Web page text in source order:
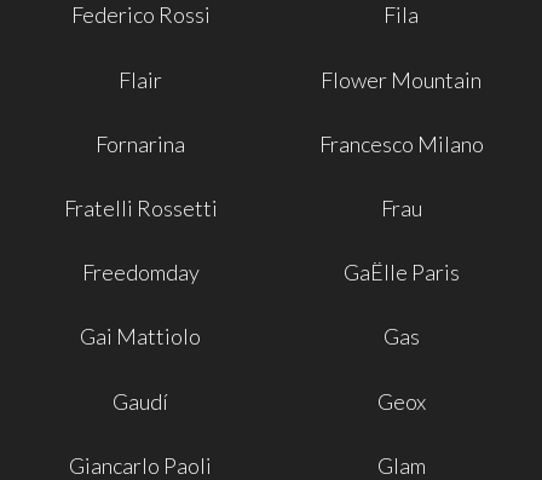
Federico Rossi Fila
Flair Flower Mountain
Fornarina Francesco Milano
Fratelli Rossetti Frau
Freedomday GaËlle Paris
Gai Mattiolo Gas
Gaudí Geox
Giancarlo Paoli Glam